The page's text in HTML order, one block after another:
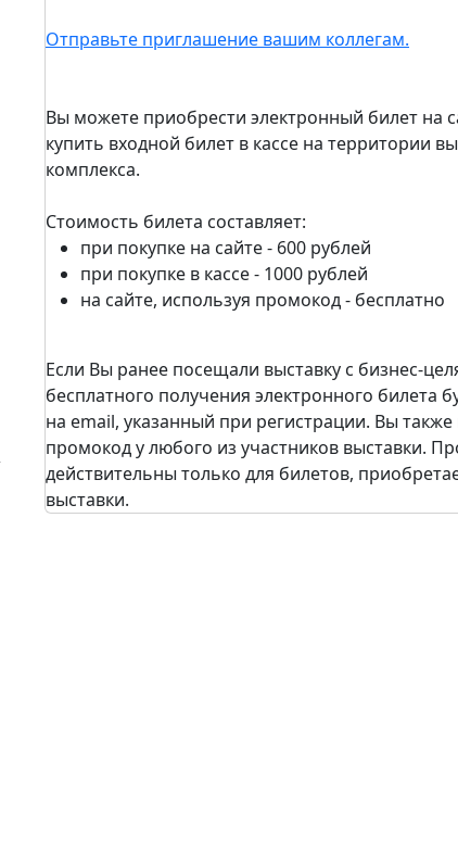
Отправьте приглашение вашим коллегам.
Вы можете приобрести электронный билет на
купить входной билет в кассе на территории
комплекса.
Стоимость билета составляет:
при покупке на сайте - 600 рублей
при покупке в кассе - 1000 рублей
на сайте, используя промокод - бесплатно
Если Вы ранее посещали выставку c бизнес-
бесплатного получения электронного билета
на email, указанный при регистрации. Вы
промокод у любого из участников выставки.
действительны только для билетов,
выставки.